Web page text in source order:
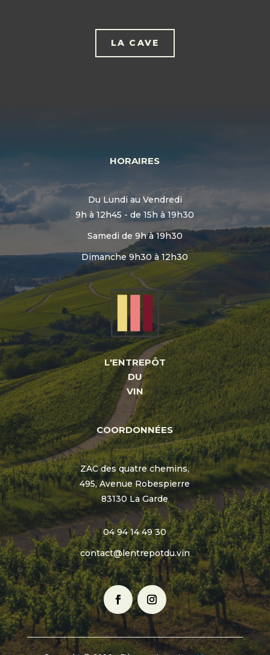
LA CAVE
HORAIRES
Du Lundi au Vendredi
9h à 12h45 - de 15h à 19h30
Samedi de 9h à 19h30
Dimanche 9h30 à 12h30
L'ENTREPÔT
DU
VIN
COORDONNÉES
ZAC des quatre chemins,
495, Avenue Robespierre
83130 La Garde
04 94 14 49 30
contact@lentrepotdu.vin